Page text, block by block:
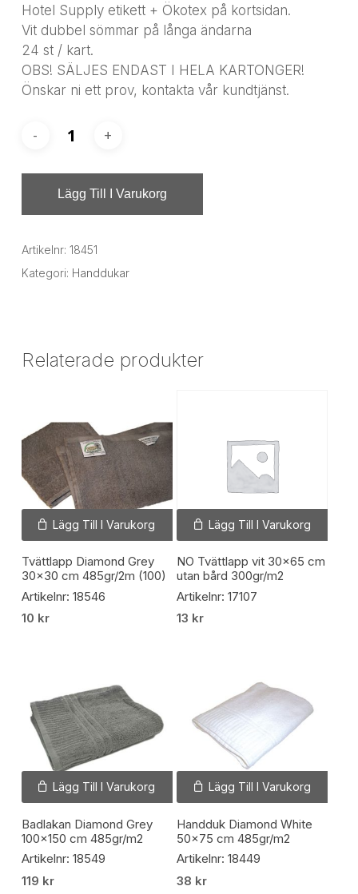
Hotel Supply etikett + Ökotex på kortsidan.
Vit dubbel sömmar på långa ändarna
24 st / kart.
OBS! SÄLJES ENDAST I HELA KARTONGER!
Önskar ni ett prov, kontakta vår kundtjänst.
Lägg Till I Varukorg
Artikelnr: 18451
Kategori: Handdukar
Relaterade produkter
Lägg Till I Varukorg
Tvättlapp Diamond Grey
30×30 cm 485gr/2m (100)
Artikelnr: 18546
10 kr
Lägg Till I Varukorg
NO Tvättlapp vit 30×65 cm
utan bård 300gr/m2
Artikelnr: 17107
13 kr
Lägg Till I Varukorg
Badlakan Diamond Grey
100×150 cm 485gr/m2
Artikelnr: 18549
119 kr
Lägg Till I Varukorg
Handduk Diamond White
50×75 cm 485gr/m2
Artikelnr: 18449
38 kr